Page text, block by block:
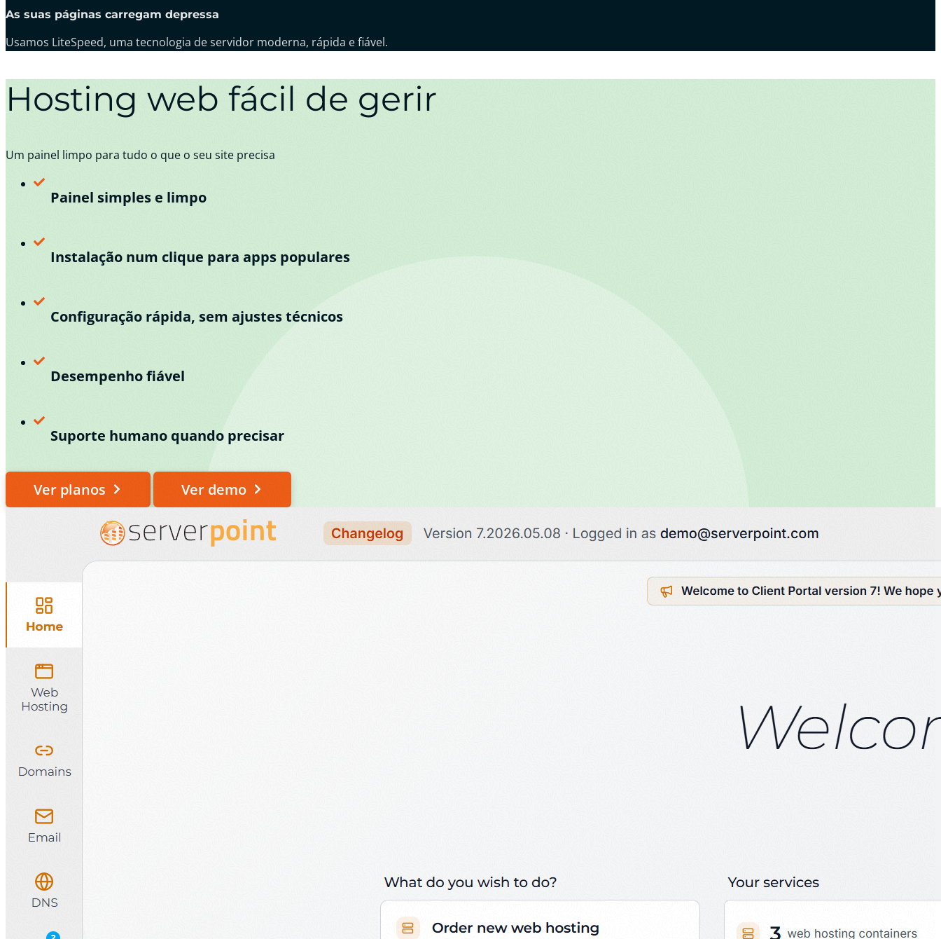
As suas páginas carregam depressa
Usamos LiteSpeed, uma tecnologia de servidor moderna, rápida e fiável.
Hosting web fácil de gerir
Um painel limpo para tudo o que o seu site precisa
Painel simples e limpo
Instalação num clique para apps populares
Configuração rápida, sem ajustes técnicos
Desempenho fiável
Suporte humano quando precisar
Ver planos Ver demo